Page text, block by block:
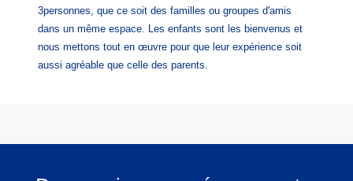
3personnes, que ce soit des familles ou groupes d'amis
dans un même espace. Les enfants sont les bienvenus et
nous mettons tout en œuvre pour que leur expérience soit
aussi agréable que celle des parents.